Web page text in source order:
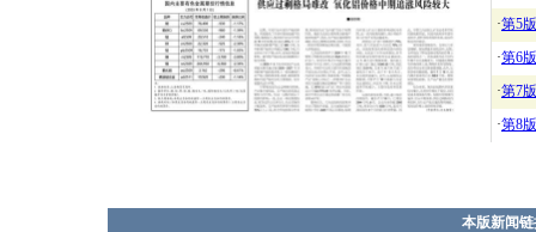
·第5版
·第6版
·第7版
·第8版
本版新闻